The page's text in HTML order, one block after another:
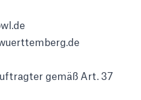
gemäß Art. 37